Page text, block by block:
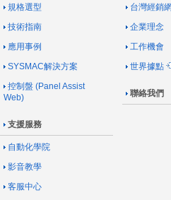
規格選型
技術指南
應用事例
SYSMAC解決方案
控制盤 (Panel Assist
Web)
支援服務
自動化學院
影音教學
客服中心
台灣經銷
企業理念
工作機會
世界據點
聯絡我們